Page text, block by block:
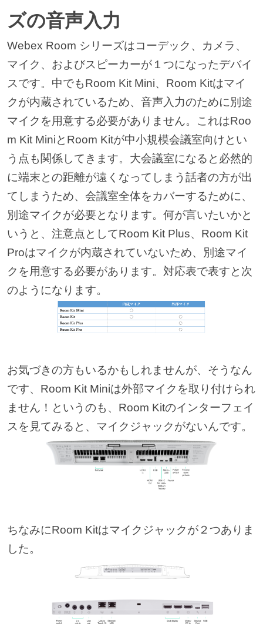
ズの音声入力
Webex Room シリーズはコーデック、カメラ、
マイク、およびスピーカーが１つになったデバイ
スです。中でもRoom Kit Mini、Room Kitはマイ
クが内蔵されているため、音声入力のために別途
マイクを用意する必要がありません。これはRoo
m Kit MiniとRoom Kitが中小規模会議室向けとい
う点も関係してきます。大会議室になると必然的
に端末との距離が遠くなってしまう話者の方が出
てしまうため、会議室全体をカバーするために、
別途マイクが必要となります。何が言いたいかと
いうと、注意点としてRoom Kit Plus、Room Kit
Proはマイクが内蔵されていないため、別途マイ
クを用意する必要があります。対応表で表すと次
のようになります。
お気づきの方もいるかもしれませんが、そうなん
です、Room Kit Miniは外部マイクを取り付けられ
ません！というのも、Room Kitのインターフェイ
スを見てみると、マイクジャックがないんです。
ちなみにRoom Kitはマイクジャックが２つありま
した。